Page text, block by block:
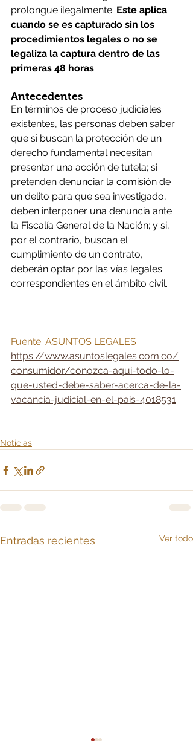
prolongue ilegalmente. Este aplica
cuando se es capturado sin los
procedimientos legales o no se
legaliza la captura dentro de las
primeras 48 horas.
Antecedentes
En términos de proceso judiciales
existentes, las personas deben saber
que si buscan la protección de un
derecho fundamental necesitan
presentar una acción de tutela; si
pretenden denunciar la comisión de
un delito para que sea investigado,
deben interponer una denuncia ante
la Fiscalía General de la Nación; y si,
por el contrario, buscan el
cumplimiento de un contrato,
deberán optar por las vías legales
correspondientes en el ámbito civil.
Fuente: ASUNTOS LEGALES
https://www.asuntoslegales.com.co/
consumidor/conozca-aqui-todo-lo-
que-usted-debe-saber-acerca-de-la-
vacancia-judicial-en-el-pais-4018531
Noticias
Entradas recientes Ver todo